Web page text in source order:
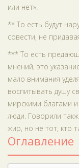
или нет».
** То есть будут
совести, не
*** То есть
мнений, это
мало внимания
воспитывать душу
мирскими благами
люди. Говорили
жир, но не тот, кто
Оглавление